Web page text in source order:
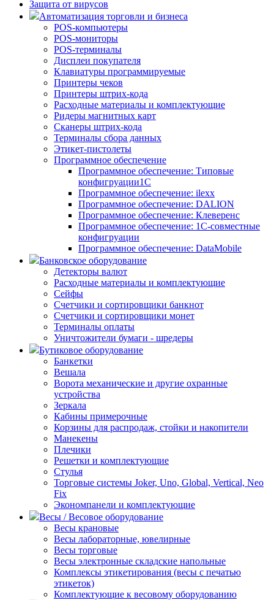
Защита от вирусов
Автоматизация торговли и бизнеса
POS-компьютеры
POS-мониторы
POS-терминалы
Дисплеи покупателя
Клавиатуры программируемые
Принтеры чеков
Принтеры штрих-кода
Расходные материалы и комплектующие
Ридеры магнитных карт
Сканеры штрих-кода
Терминалы сбора данных
Этикет-пистолеты
Программное обеспечение
Программное обеспечение: Типовые
конфигруации1С
Программное обеспечение: ilexx
Программное обеспечение: DALION
Программное обеспечение: Клеверенс
Программное обеспечение: 1С-совместные
конфигруации
Программное обеспечение: DataMobile
Банковское оборудование
Детекторы валют
Расходные материалы и комплектующие
Сейфы
Счетчики и сортировщики банкнот
Счетчики и сортировщики монет
Терминалы оплаты
Уничтожители бумаги - шредеры
Бутиковое оборудование
Банкетки
Вешала
Ворота механические и другие охранные
устройства
Зеркала
Кабины примерочные
Корзины для распродаж, стойки и накопители
Манекены
Плечики
Решетки и комплектующие
Стулья
Торговые системы Joker, Uno, Global, Vertical, Neo
Fix
Экономпанели и комплектующие
Весы / Весовое оборудование
Весы крановые
Весы лабораторные, ювелирные
Весы торговые
Весы электронные складские напольные
Комплексы этикетирования (весы с печатью
этикеток)
Комплектующие к весовому оборудованию